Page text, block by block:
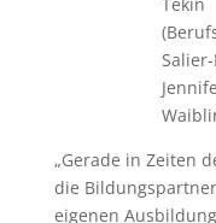
„Gerade in Zeiten
die
eigenen